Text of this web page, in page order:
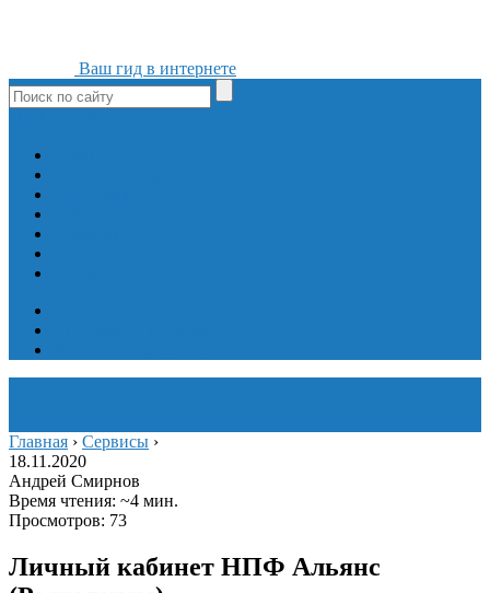
Ваш гид в интернете
Главная › Сервисы ›
18.11.2020
Андрей Смирнов
Время чтения: ~4 мин.
Просмотров: 73
Личный кабинет НПФ Альянс